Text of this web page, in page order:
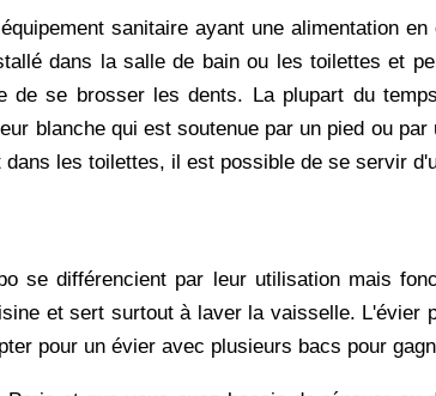
sanitaire ayant une alimentation
dans la salle de bain ou les toilettes et
de se brosser les dents. La plupart du
blanche qui est soutenue par un pied ou
dans les toilettes, il est possible de se servir
se différencient par leur utilisation mais
et sert surtout à laver la vaisselle. L'évier
pour un évier avec plusieurs bacs pour